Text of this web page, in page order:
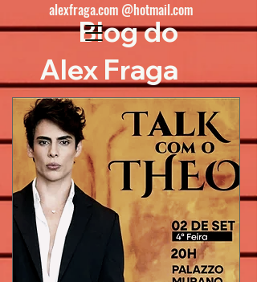
Blog do
Alex Fraga
alexfraga.com @hotmail.com